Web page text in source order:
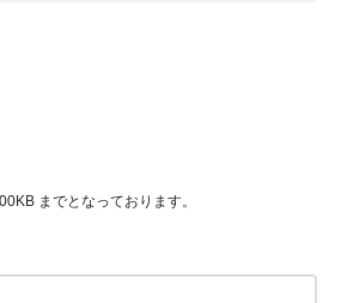
までとなっております。